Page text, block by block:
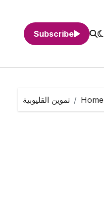
Subscribe
Home تموين القليوبية